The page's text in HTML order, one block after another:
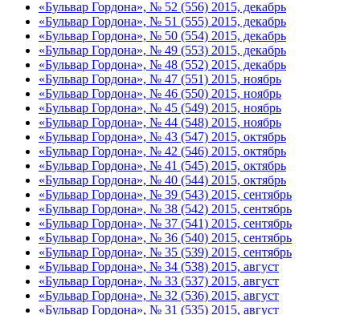
«Бульвар Гордона», № 52 (556) 2015, декабрь
«Бульвар Гордона», № 51 (555) 2015, декабрь
«Бульвар Гордона», № 50 (554) 2015, декабрь
«Бульвар Гордона», № 49 (553) 2015, декабрь
«Бульвар Гордона», № 48 (552) 2015, декабрь
«Бульвар Гордона», № 47 (551) 2015, ноябрь
«Бульвар Гордона», № 46 (550) 2015, ноябрь
«Бульвар Гордона», № 45 (549) 2015, ноябрь
«Бульвар Гордона», № 44 (548) 2015, ноябрь
«Бульвар Гордона», № 43 (547) 2015, октябрь
«Бульвар Гордона», № 42 (546) 2015, октябрь
«Бульвар Гордона», № 41 (545) 2015, октябрь
«Бульвар Гордона», № 40 (544) 2015, октябрь
«Бульвар Гордона», № 39 (543) 2015, сентябрь
«Бульвар Гордона», № 38 (542) 2015, сентябрь
«Бульвар Гордона», № 37 (541) 2015, сентябрь
«Бульвар Гордона», № 36 (540) 2015, сентябрь
«Бульвар Гордона», № 35 (539) 2015, сентябрь
«Бульвар Гордона», № 34 (538) 2015, август
«Бульвар Гордона», № 33 (537) 2015, август
«Бульвар Гордона», № 32 (536) 2015, август
«Бульвар Гордона», № 31 (535) 2015, август